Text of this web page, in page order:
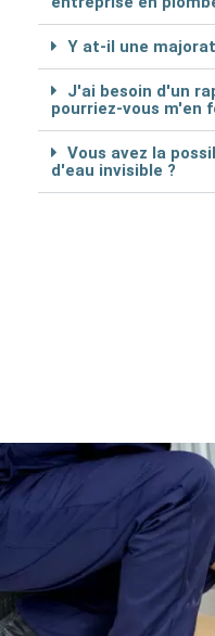
Y at-il une
J'ai besoin d'un
pourriez-vous m'en
Vous avez la
d'eau invisible ?